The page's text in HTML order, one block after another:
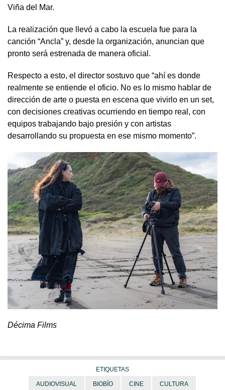
Viña del Mar.
La realización que llevó a cabo la escuela fue para la
canción “Ancla” y, desde la organización, anuncian que
pronto será estrenada de manera oficial.
Respecto a esto, el director sostuvo que “ahí es donde
realmente se entiende el oficio. No es lo mismo hablar de
dirección de arte o puesta en escena que vivirlo en un set,
con decisiones creativas ocurriendo en tiempo real, con
equipos trabajando bajo presión y con artistas
desarrollando su propuesta en ese mismo momento”.
Décima Films
ETIQUETAS
AUDIOVISUAL BIOBÍO CINE CULTURA